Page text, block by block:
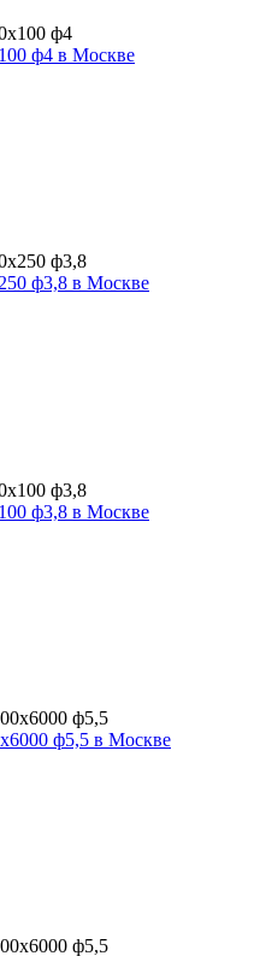
ф4 в Москве
ф3,8 в Москве
ф3,8 в Москве
ф5,5 в Москве